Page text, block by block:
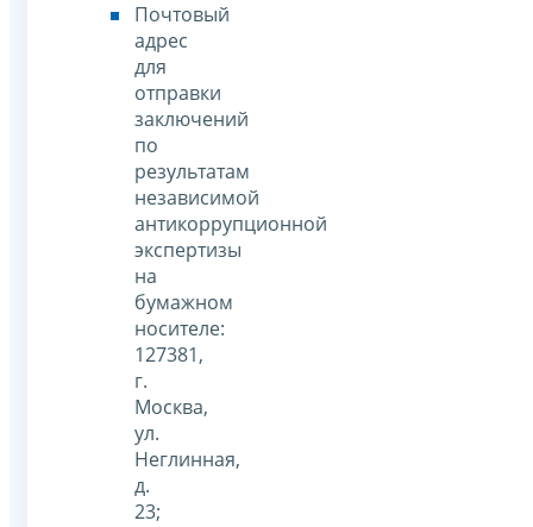
Почтовый
адрес
для
отправки
заключений
по
результатам
независимой
антикоррупционной
экспертизы
на
бумажном
носителе:
127381,
г.
Москва,
ул.
Неглинная,
д.
23;